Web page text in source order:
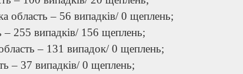
область – 56 випадків/ 0 щеплень;
– 255 випадків/ 156 щеплень;
– 131 випадок/ 0 щеплень;
– 37 випадків/ 0 щеплень;